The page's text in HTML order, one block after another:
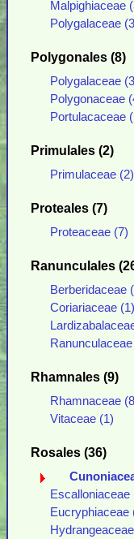
Malpighiaceae
Polygalaceae
Polygonales (8)
Polygalaceae
Polygonaceae
Portulacaceae
Primulales (2)
Primulaceae (2)
Proteales (7)
Proteaceae (7)
Ranunculales
Berberidaceae
Coriariaceae (1)
Ranunculaceae
Rhamnales (9)
Rhamnaceae
Vitaceae (1)
Rosales (36)
Escalloniaceae
Eucryphiaceae